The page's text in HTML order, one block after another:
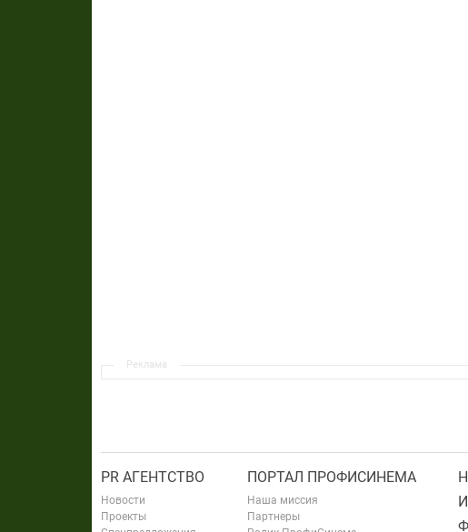
Реклама
PR АГЕНТСТВО
Новости
Проекты
ПОРТАЛ ПРОФИСИНЕМА
Наша миссия
Партнеры